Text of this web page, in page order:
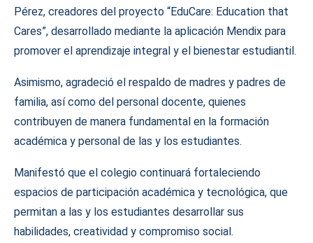
Pérez, creadores del proyecto “EduCare: Education that
Cares”, desarrollado mediante la aplicación Mendix para
promover el aprendizaje integral y el bienestar estudiantil.
Asimismo, agradeció el respaldo de madres y padres de
familia, así como del personal docente, quienes
contribuyen de manera fundamental en la formación
académica y personal de las y los estudiantes.
Manifestó que el colegio continuará fortaleciendo
espacios de participación académica y tecnológica, que
permitan a las y los estudiantes desarrollar sus
habilidades, creatividad y compromiso social.